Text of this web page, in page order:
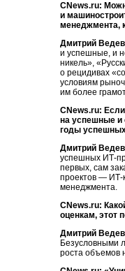
CNews.ru:
и
менеджмента,
Дмитрий
и успешные, и
никель»,
о рецидивах
условиям
им более
CNews.ru:
на успешные и
годы
Дмитрий
успешных ИТ-
первых, сам
проектов — ИТ-
менеджмента.
CNews.ru:
оценкам, этот
Дмитрий
Безусловными
роста объемов